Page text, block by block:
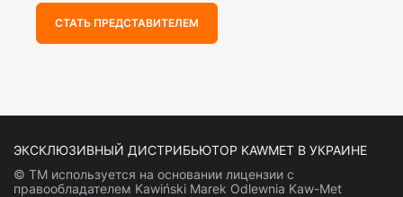
СТАТЬ ПРЕДСТАВИТЕЛЕМ
ЭКСКЛЮЗИВНЫЙ ДИСТРИБЬЮТОР KAWMET В УКРАИНЕ
© ТМ используется на основании лицензии с
правообладателем Kawiński Marek Odlewnia Kaw-Met